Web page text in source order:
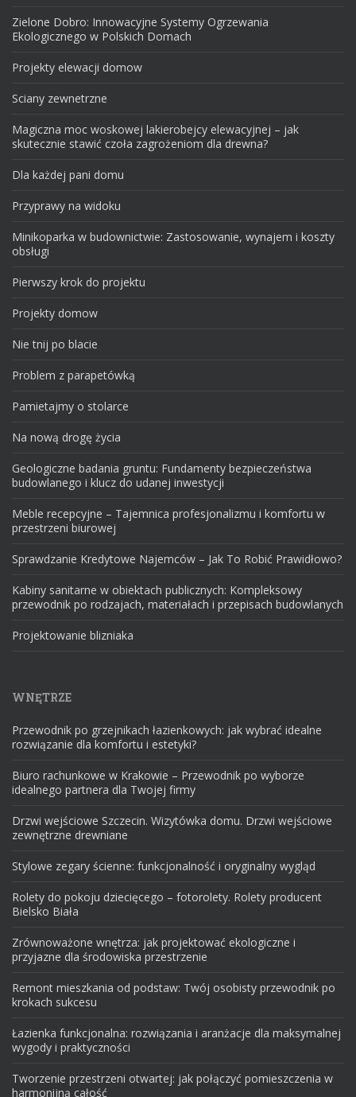
Zielone Dobro: Innowacyjne Systemy Ogrzewania
Ekologicznego w Polskich Domach
Projekty elewacji domow
Sciany zewnetrzne
Magiczna moc woskowej lakierobejcy elewacyjnej – jak
skutecznie stawić czoła zagrożeniom dla drewna?
Dla każdej pani domu
Przyprawy na widoku
Minikoparka w budownictwie: Zastosowanie, wynajem i koszty
obsługi
Pierwszy krok do projektu
Projekty domow
Nie tnij po blacie
Problem z parapetówką
Pamietajmy o stolarce
Na nową drogę życia
Geologiczne badania gruntu: Fundamenty bezpieczeństwa
budowlanego i klucz do udanej inwestycji
Meble recepcyjne – Tajemnica profesjonalizmu i komfortu w
przestrzeni biurowej
Sprawdzanie Kredytowe Najemców – Jak To Robić Prawidłowo?
Kabiny sanitarne w obiektach publicznych: Kompleksowy
przewodnik po rodzajach, materiałach i przepisach budowlanych
Projektowanie blizniaka
WNĘTRZE
Przewodnik po grzejnikach łazienkowych: jak wybrać idealne
rozwiązanie dla komfortu i estetyki?
Biuro rachunkowe w Krakowie – Przewodnik po wyborze
idealnego partnera dla Twojej firmy
Drzwi wejściowe Szczecin. Wizytówka domu. Drzwi wejściowe
zewnętrzne drewniane
Stylowe zegary ścienne: funkcjonalność i oryginalny wygląd
Rolety do pokoju dziecięcego – fotorolety. Rolety producent
Bielsko Biała
Zrównoważone wnętrza: jak projektować ekologiczne i
przyjazne dla środowiska przestrzenie
Remont mieszkania od podstaw: Twój osobisty przewodnik po
krokach sukcesu
Łazienka funkcjonalna: rozwiązania i aranżacje dla maksymalnej
wygody i praktyczności
Tworzenie przestrzeni otwartej: jak połączyć pomieszczenia w
harmonijną całość